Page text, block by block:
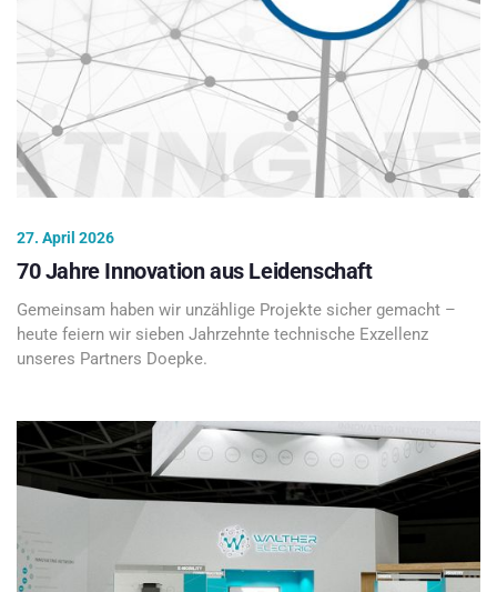
27. April 2026
70 Jahre Innovation aus Leidenschaft
Gemeinsam haben wir unzählige Projekte sicher gemacht –
heute feiern wir sieben Jahrzehnte technische Exzellenz
unseres Partners Doepke.